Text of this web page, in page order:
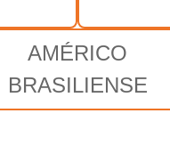
AMÉRICO
BRASILIENSE